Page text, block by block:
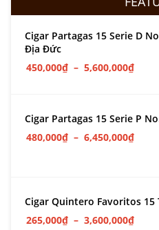
Cigar Partagas 15 Serie D
Địa Đức
450,000₫ – 5,600,000₫
Cigar Partagas 15 Serie P
480,000₫ – 6,450,000₫
Cigar Quintero Favoritos 15
265,000₫ – 3,600,000₫